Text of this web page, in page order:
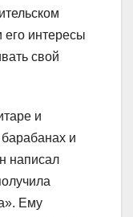
интересы
свой
и
барабанах и
написал
Ему